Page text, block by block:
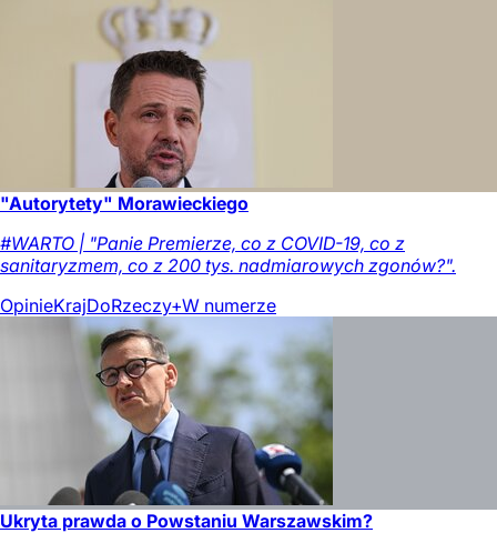
"Autorytety" Morawieckiego
#WARTO | "Panie Premierze, co z COVID-19, co z
sanitaryzmem, co z 200 tys. nadmiarowych zgonów?".
OpinieKrajDoRzeczy+W numerze
Ukryta prawda o Powstaniu Warszawskim?